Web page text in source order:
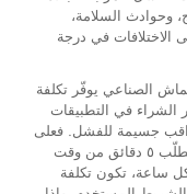
وحوادث السلامة،
الاختلافات في درجة
الصناعي يوفّر تكلفة
الشراء في التطبيقات
جسيمة للفشل. فعلى
سبيل المثال، في تطبيق تجميع الأسلاك الذي يتطلّب ٥ دقائق من وقت
أمريكيًّا لكل ساعة، تكون تكلفة